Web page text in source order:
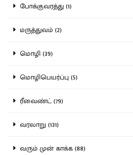
போக்குவரத்து (1)
மருத்துவம் (2)
மொழி (39)
மொழிபெயர்ப்பு (5)
ரீவைண்ட் (79)
வரலாறு (131)
வரும் முன் காக்க (88)